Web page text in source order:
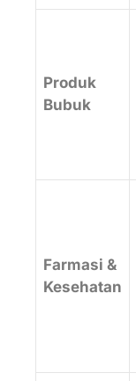
Produk
Bubuk
Farmasi &
Kesehatan